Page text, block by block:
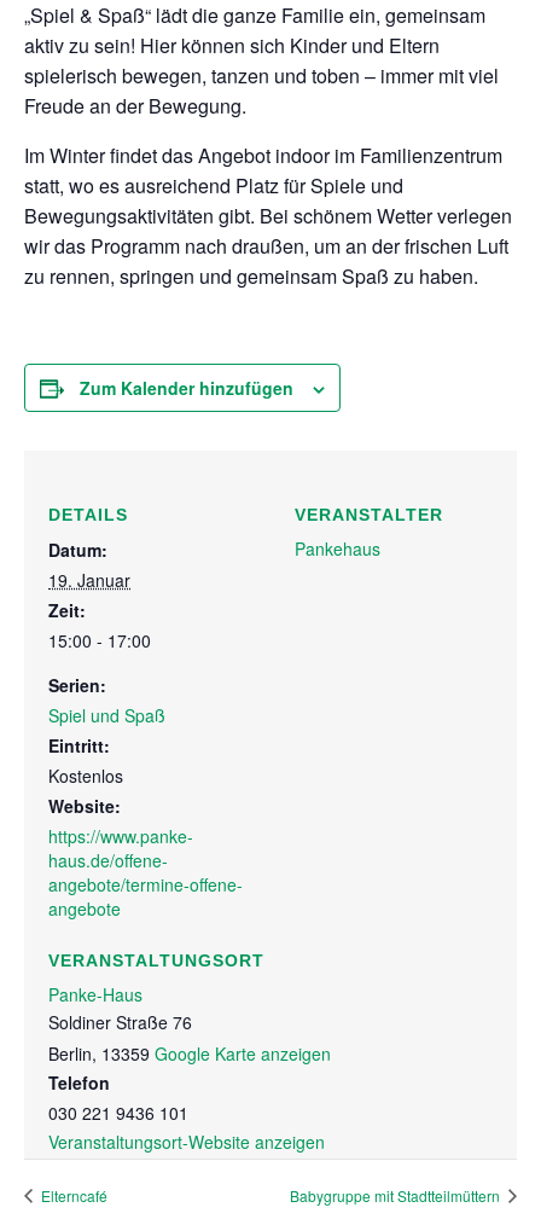
„Spiel & Spaß“ lädt die ganze Familie ein, gemeinsam
aktiv zu sein! Hier können sich Kinder und Eltern
spielerisch bewegen, tanzen und toben – immer mit viel
Freude an der Bewegung.
Im Winter findet das Angebot indoor im Familienzentrum
statt, wo es ausreichend Platz für Spiele und
Bewegungsaktivitäten gibt. Bei schönem Wetter verlegen
wir das Programm nach draußen, um an der frischen Luft
zu rennen, springen und gemeinsam Spaß zu haben.
Zum Kalender hinzufügen
DETAILS
Datum:
19. Januar
Zeit:
15:00 - 17:00
Serien:
Spiel und Spaß
Eintritt:
Kostenlos
Website:
https://www.panke-
haus.de/offene-
angebote/termine-offene-
angebote
VERANSTALTUNGSORT
Panke-Haus
Soldiner Straße 76
Berlin, 13359 Google Karte anzeigen
Telefon
030 221 9436 101
Veranstaltungsort-Website anzeigen
VERANSTALTER
Pankehaus
Elterncafé Babygruppe mit Stadtteilmüttern